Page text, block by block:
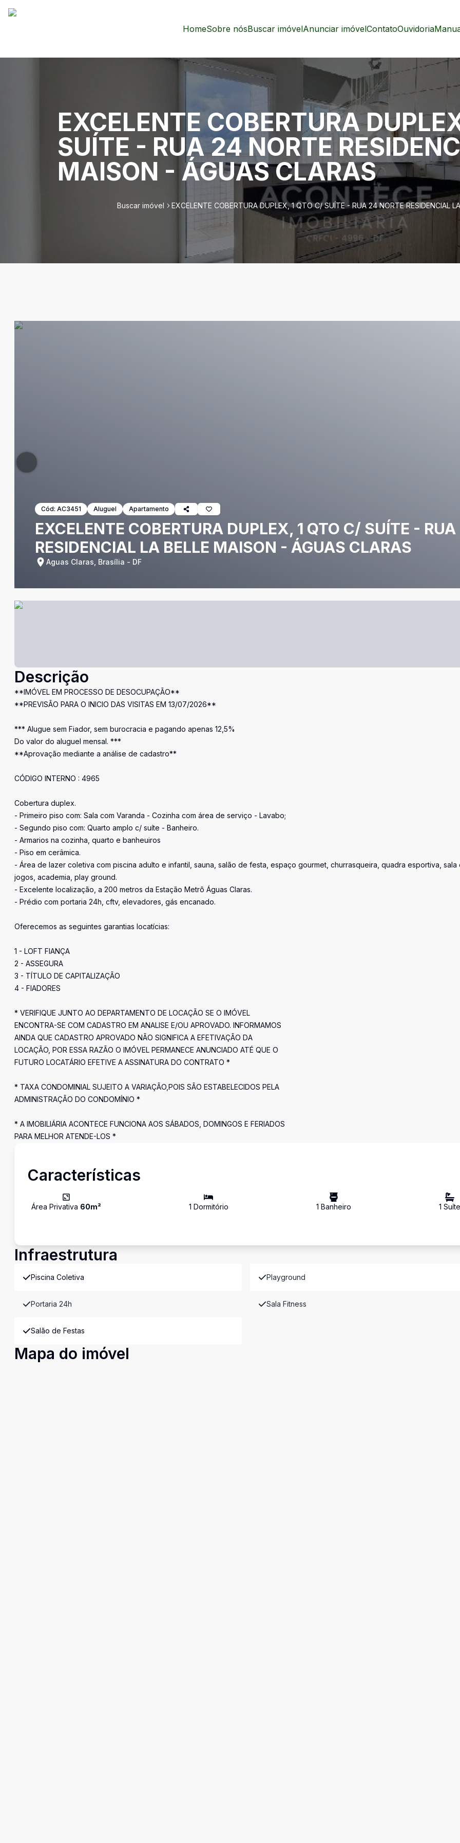
HomeSobre nósBuscar imóvelAnunciar imóvelContatoOuvidoria
EXCELENTE COBERTURA
SUÍTE - RUA 24 NORTE
MAISON - ÁGUAS CLARAS
Buscar imóvel EXCELENTE COBERTURA DUPLEX, 1 QTO C/ SUÍTE - RUA 24 NORTE RESIDENCIAL
Cód: AC3451 Aluguel Apartamento
EXCELENTE COBERTURA DUPLEX, 1 QTO C/ SUÍTE -
RESIDENCIAL LA BELLE MAISON - ÁGUAS CLARAS
Aguas Claras, Brasília - DF
Descrição
**IMÓVEL EM PROCESSO DE DESOCUPAÇÃO**
**PREVISÃO PARA O INICIO DAS VISITAS EM 13/07/2026**
*** Alugue sem Fiador, sem burocracia e pagando apenas 12,5%
Do valor do aluguel mensal. ***
**Aprovação mediante a análise de cadastro**
CÓDIGO INTERNO : 4965
Cobertura duplex.
- Primeiro piso com: Sala com Varanda - Cozinha com área de serviço - Lavabo;
- Segundo piso com: Quarto amplo c/ suíte - Banheiro.
- Armarios na cozinha, quarto e banheuiros
- Piso em cerâmica.
- Área de lazer coletiva com piscina adulto e infantil, sauna, salão de festa, espaço gourmet, churrasqueira, quadra esportiva, sala
jogos, academia, play ground.
- Excelente localização, a 200 metros da Estação Metrô Águas Claras.
- Prédio com portaria 24h, cftv, elevadores, gás encanado.
Oferecemos as seguintes garantias locatícias:
1 - LOFT FIANÇA
2 - ASSEGURA
3 - TÍTULO DE CAPITALIZAÇÃO
4 - FIADORES
* VERIFIQUE JUNTO AO DEPARTAMENTO DE LOCAÇÃO SE O IMÓVEL
ENCONTRA-SE COM CADASTRO EM ANALISE E/OU APROVADO. INFORMAMOS
AINDA QUE CADASTRO APROVADO NÃO SIGNIFICA A EFETIVAÇÃO DA
LOCAÇÃO, POR ESSA RAZÃO O IMÓVEL PERMANECE ANUNCIADO ATÉ QUE O
FUTURO LOCATÁRIO EFETIVE A ASSINATURA DO CONTRATO *
* TAXA CONDOMINIAL SUJEITO A VARIAÇÃO,POIS SÃO ESTABELECIDOS PELA
ADMINISTRAÇÃO DO CONDOMÍNIO *
* A IMOBILIÁRIA ACONTECE FUNCIONA AOS SÁBADOS, DOMINGOS E FERIADOS
PARA MELHOR ATENDE-LOS *
Características
Área Privativa 60m² 1 Dormitório 1 Banheiro 1 Suíte
Infraestrutura
Piscina Coletiva Playground
Portaria 24h Sala Fitness
Salão de Festas
Mapa do imóvel